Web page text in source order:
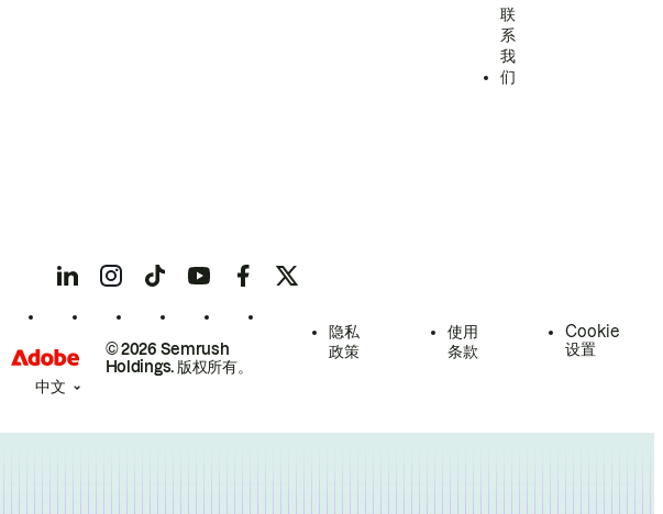
联
系
我
们
© 2026 Semrush
Holdings. 版权所有。
隐私
政策
使用
条款
Cookie
设置
中文